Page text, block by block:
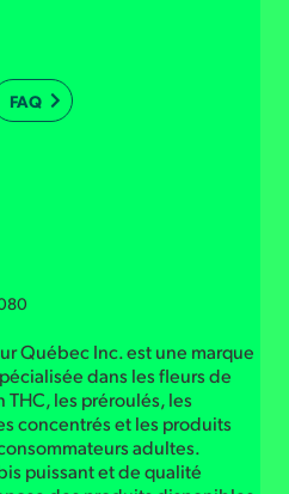
FAQ
Québec Inc. est une marque
dans les fleurs de
les préroulés, les
concentrés et les produits
adultes.
puissant et de qualité